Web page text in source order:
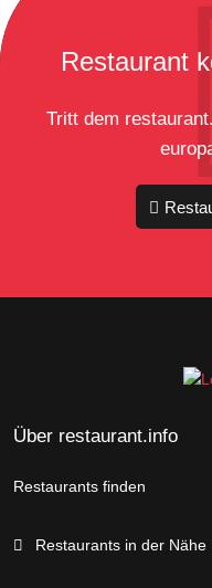
Restaurant
Tritt dem
Über restaurant.info
Restaurants finden
Restaurants in der Nähe